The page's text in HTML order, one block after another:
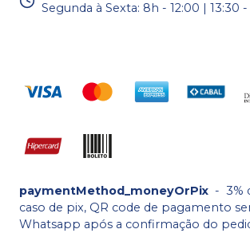
Segunda à Sexta: 8h - 12:00 | 13:30 -
paymentMethod_moneyOrPix - 3%
caso de pix, QR code de pagamento
Whatsapp após a confirmação do